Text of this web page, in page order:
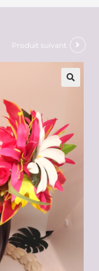
Produit suivant